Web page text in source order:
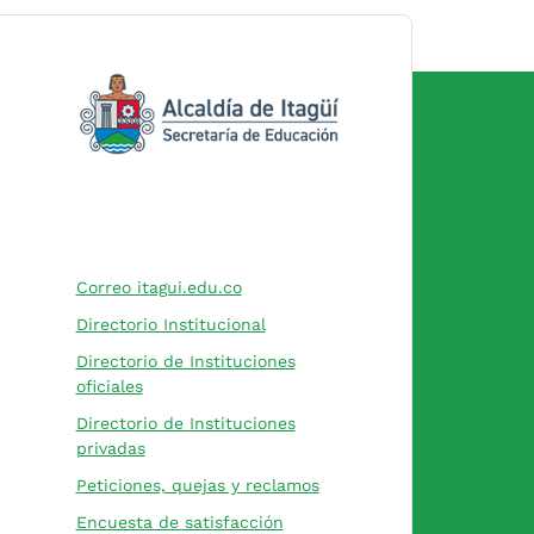
Correo itagui.edu.co(Este enlace abrirá una nueva
Directorio Institucional
Directorio de Instituciones
oficiales(Este enlace abrirá una nueva pestaña)
Directorio de Instituciones
privadas(Este enlace abrirá una nueva pestaña)
Peticiones, quejas y reclamos(Este enlace abrirá una
Encuesta de satisfacción(Este enlace abrirá una